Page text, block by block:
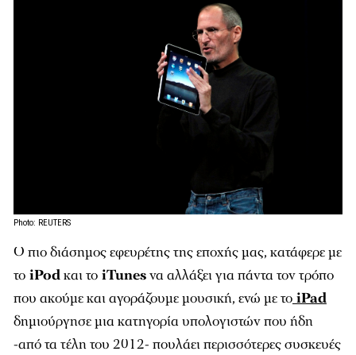
Photo: REUTERS
Ο πιο διάσημος εφευρέτης της εποχής μας, κατάφερε με
το iPodκαι το iTunesνα αλλάξει για πάντα τον τρόπο
που ακούμε και αγοράζουμε μουσική, ενώ με το iPad
δημιούργησε μια κατηγορία υπολογιστών που ήδη
-από τα τέλη του 2012- πουλάει περισσότερες συσκευές